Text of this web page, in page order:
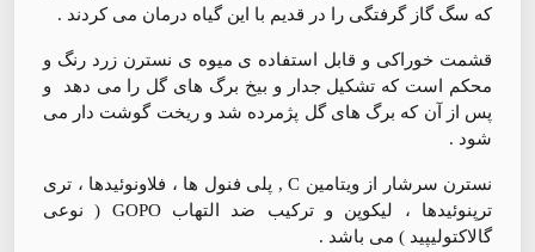
که سگ گاز گرفتگی را در قدیم با این گیاه درمان می کردند .
قشمت خوراکی و قابل استفاده ی میوه ی نسترن زرد رنگ و
محکم است که تشکیل جدار و بیخ برگ های گل را می دهد و
پس از آن که برگ های گل پژمرده شد و ریخت گوشت دار می
شود .
نسترن سرشار از ویتامین C , پلی فنول ها ، فلاونوئیدها ، تری
ترپنوئیدها ، لیکوپن و ترکیب ضد التهاب GOPO ( نوعی
گالاکتولیپید ) می باشد .